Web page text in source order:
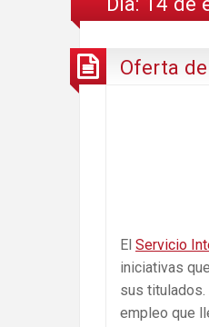
Oferta
El Servicio
iniciativas
sus
empleo que